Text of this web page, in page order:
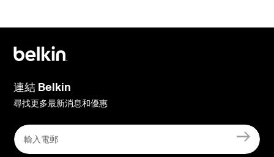
連結 Belkin
尋找更多最新消息和優惠